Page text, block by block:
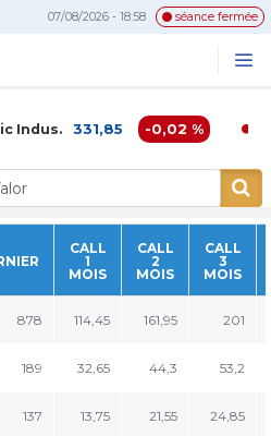
07/08/2026 - 18:58 séance fermée
Indus. 331,85 -0,02 %
CALL
1
MOIS
CALL
2
MOIS
CALL
3
MOIS
878 114,45 161,95 201
189 32,65 44,3 53,2
137 13,75 21,55 24,85